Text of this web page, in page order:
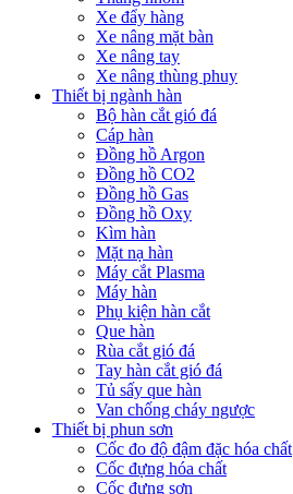
Xe đẩy hàng
Xe nâng mặt bàn
Xe nâng tay
Xe nâng thùng phuy
Thiết bị ngành hàn
Bộ hàn cắt gió đá
Cáp hàn
Đồng hồ Argon
Đồng hồ CO2
Đồng hồ Gas
Đồng hồ Oxy
Kìm hàn
Mặt nạ hàn
Máy cắt Plasma
Máy hàn
Phụ kiện hàn cắt
Que hàn
Rùa cắt gió đá
Tay hàn cắt gió đá
Tủ sấy que hàn
Van chống cháy ngược
Thiết bị phun sơn
Cốc đo độ đậm đặc hóa chất
Cốc đựng hóa chất
Cốc đựng sơn